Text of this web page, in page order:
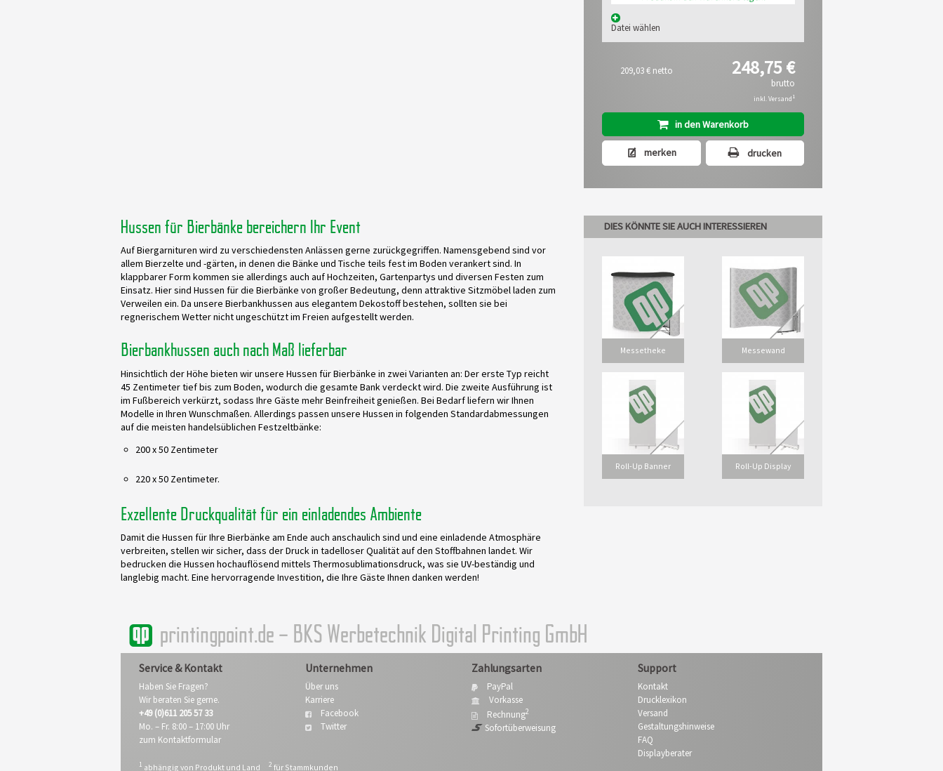
Datei wählen
209,03 € netto 248,75 €
brutto
inkl. Versand 1
in den Warenkorb
merken drucken
Hussen für Bierbänke bereichern Ihr Event
Auf Biergarnituren wird zu verschiedensten Anlässen gerne zurückgegriffen. Namensgebend sind vor
allem Bierzelte und -gärten, in denen die Bänke und Tische teils fest im Boden verankert sind. In
klappbarer Form kommen sie allerdings auch auf Hochzeiten, Gartenpartys und diversen Festen zum
Einsatz. Hier sind Hussen für die Bierbänke von großer Bedeutung, denn attraktive Sitzmöbel laden zum
Verweilen ein. Da unsere Bierbankhussen aus elegantem Dekostoff bestehen, sollten sie bei
regnerischem Wetter nicht ungeschützt im Freien aufgestellt werden.
Bierbankhussen auch nach Maß lieferbar
Hinsichtlich der Höhe bieten wir unsere Hussen für Bierbänke in zwei Varianten an: Der erste Typ reicht
45 Zentimeter tief bis zum Boden, wodurch die gesamte Bank verdeckt wird. Die zweite Ausführung ist
im Fußbereich verkürzt, sodass Ihre Gäste mehr Beinfreiheit genießen. Bei Bedarf liefern wir Ihnen
Modelle in Ihren Wunschmaßen. Allerdings passen unsere Hussen in folgenden Standardabmessungen
auf die meisten handelsüblichen Festzeltbänke:
200 x 50 Zentimeter
220 x 50 Zentimeter.
Exzellente Druckqualität für ein einladendes Ambiente
Damit die Hussen für Ihre Bierbänke am Ende auch anschaulich sind und eine einladende Atmosphäre
verbreiten, stellen wir sicher, dass der Druck in tadelloser Qualität auf den Stoffbahnen landet. Wir
bedrucken die Hussen hochauflösend mittels Thermosublimationsdruck, was sie UV-beständig und
langlebig macht. Eine hervorragende Investition, die Ihre Gäste Ihnen danken werden!
DIES KÖNNTE SIE AUCH INTERESSIEREN
Messetheke Messewand
Roll-Up Banner Roll-Up Display
printingpoint.de – BKS Werbetechnik Digital Printing GmbH
Service & Kontakt
Haben Sie Fragen?
Wir beraten Sie gerne.
+49 (0)611 205 57 33
Mo. – Fr. 8:00 – 17:00 Uhr
zum Kontaktformular
Unternehmen
Über uns
Karriere
Facebook
Twitter
Zahlungsarten
PayPal
Vorkasse
Rechnung2
Sofortüberweisung
Support
Kontakt
Drucklexikon
Versand
Gestaltungshinweise
FAQ
Displayberater
1 abhängig von Produkt und Land 2 für Stammkunden